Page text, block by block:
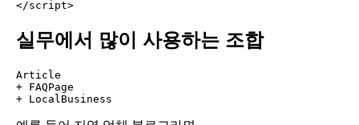
실무에서 많이 사용하는 조합
Article
+ FAQPage